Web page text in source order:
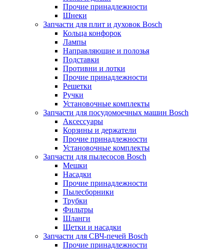
Прочие принадлежности
Шнеки
Запчасти для плит и духовок Bosch
Кольца конфорок
Лампы
Направляющие и полозья
Подставки
Противни и лотки
Прочие принадлежности
Решетки
Ручки
Установочные комплекты
Запчасти для посудомоечных машин Bosch
Аксессуары
Корзины и держатели
Прочие принадлежности
Установочные комплекты
Запчасти для пылесосов Bosch
Мешки
Насадки
Прочие принадлежности
Пылесборники
Трубки
Фильтры
Шланги
Щетки и насадки
Запчасти для СВЧ-печей Bosch
Прочие принадлежности